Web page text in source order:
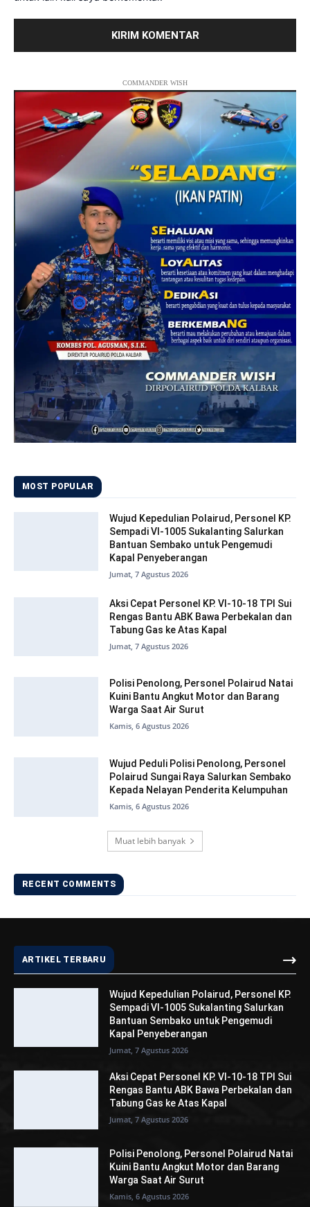
COMMANDER WISH
MOST POPULAR
Wujud Kepedulian Polairud, Personel KP.
Sempadi VI-1005 Sukalanting Salurkan
Bantuan Sembako untuk Pengemudi
Kapal Penyeberangan
Jumat, 7 Agustus 2026
Aksi Cepat Personel KP. VI-10-18 TPI Sui
Rengas Bantu ABK Bawa Perbekalan dan
Tabung Gas ke Atas Kapal
Jumat, 7 Agustus 2026
Polisi Penolong, Personel Polairud Natai
Kuini Bantu Angkut Motor dan Barang
Warga Saat Air Surut
Kamis, 6 Agustus 2026
Wujud Peduli Polisi Penolong, Personel
Polairud Sungai Raya Salurkan Sembako
Kepada Nelayan Penderita Kelumpuhan
Kamis, 6 Agustus 2026
Muat lebih banyak
RECENT COMMENTS
ARTIKEL TERBARU
Wujud Kepedulian Polairud, Personel KP.
Sempadi VI-1005 Sukalanting Salurkan
Bantuan Sembako untuk Pengemudi
Kapal Penyeberangan
Jumat, 7 Agustus 2026
Aksi Cepat Personel KP. VI-10-18 TPI Sui
Rengas Bantu ABK Bawa Perbekalan dan
Tabung Gas ke Atas Kapal
Jumat, 7 Agustus 2026
Polisi Penolong, Personel Polairud Natai
Kuini Bantu Angkut Motor dan Barang
Warga Saat Air Surut
Kamis, 6 Agustus 2026